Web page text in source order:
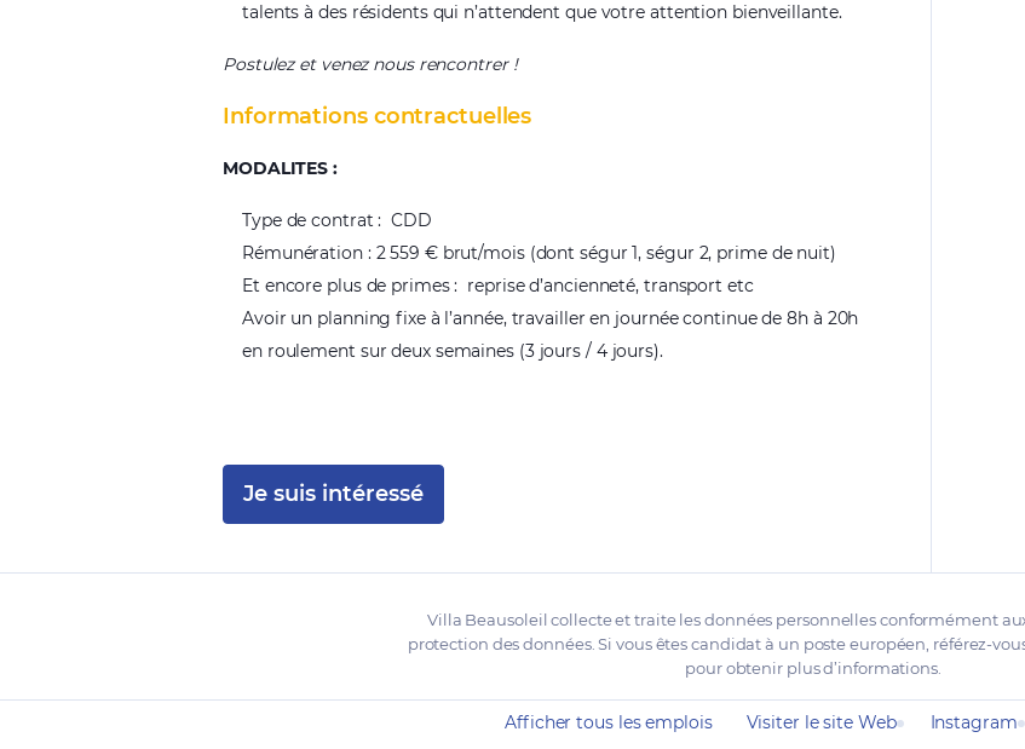
talents à des résidents qui n’attendent que votre attention bienveillante.
Postulez et venez nous rencontrer !
Informations contractuelles
MODALITES :
Type de contrat : CDD
Rémunération : 2 559 € brut/mois (dont ségur 1, ségur 2, prime de nuit)
Et encore plus de primes : reprise d’ancienneté, transport etc
Avoir un planning fixe à l’année, travailler en journée continue de 8h à 20h
en roulement sur deux semaines (3 jours / 4 jours).
Je suis intéressé
Villa Beausoleil collecte et traite les données personnelles conformément
protection des données. Si vous êtes candidat à un poste européen, référez-
pour obtenir plus d’informations.
Afficher tous les emplois Visiter le site Web Instagram